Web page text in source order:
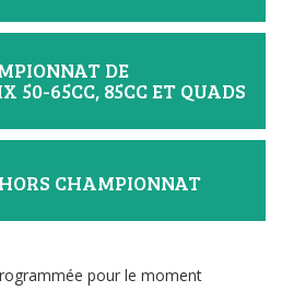
DE
50-65CC, 85CC ET QUADS
CHAMPIONNAT
pour le moment